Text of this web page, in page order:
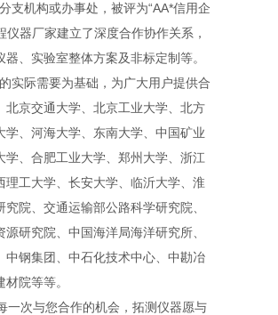
机构或办事处，被评为“AA*信用企
仪器厂家建立了深度合作协作关系，
、实验室整体方案及非标定制等。
实际需要为基础，为广大用户提供合
京交通大学、北京工业大学、北方
、河海大学、东南大学、中国矿业
、合肥工业大学、郑州大学、浙江
工大学、长安大学、临沂大学、淮
院、交通运输部公路科学研究院、
研究院、中国海洋局海洋研究所、
钢集团、中石化技术中心、中勘冶
院等等。
次与您合作的机会，拓测仪器愿与